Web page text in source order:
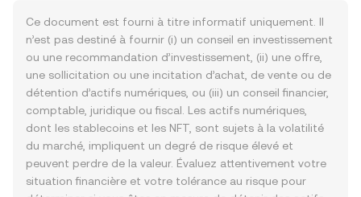
Ce document est fourni à titre informatif uniquement. Il
n’est pas destiné à fournir (i) un conseil en investissement
ou une recommandation d’investissement, (ii) une offre,
une sollicitation ou une incitation d’achat, de vente ou de
détention d’actifs numériques, ou (iii) un conseil financier,
comptable, juridique ou fiscal. Les actifs numériques,
dont les stablecoins et les NFT, sont sujets à la volatilité
du marché, impliquent un degré de risque élevé et
peuvent perdre de la valeur. Évaluez attentivement votre
situation financière et votre tolérance au risque pour